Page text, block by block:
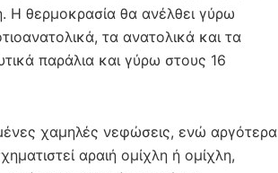
Η θερμοκρασία θα ανέλθει γύρω
τα ανατολικά και τα
παράλια και γύρω στους 16
χαμηλές νεφώσεις, ενώ αργότερα
αραιή ομίχλη ή ομίχλη,